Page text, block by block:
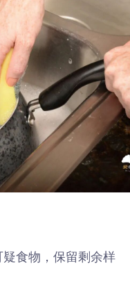
食物，保留剩余样